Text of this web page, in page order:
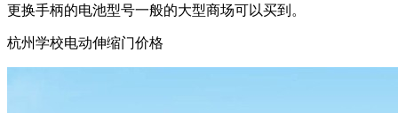
更换手柄的电池型号一般的大型商场可以买到。
杭州学校电动伸缩门价格